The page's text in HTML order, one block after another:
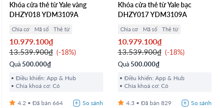
Khóa cửa thẻ từ Yale vàng
DHZY018 YDM3109A
Chìa cơ Mã số Thẻ từ
10.979.100₫
13.539.900₫ -18%
Quà 500.000₫
Điều khiển: App & Hub
Chìa khoá cơ: Có
4.2 664
Khóa cửa thẻ từ Yale bạc
DHZY017 YDM3109A
Chìa cơ Mã số Thẻ từ
10.979.100₫
13.539.900₫ -18%
Quà 500.000₫
Điều khiển: App & Hub
Chìa khoá cơ: Có
4.3 829